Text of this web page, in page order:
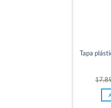
Tapa